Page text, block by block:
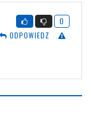
0
ODPOWIEDZ